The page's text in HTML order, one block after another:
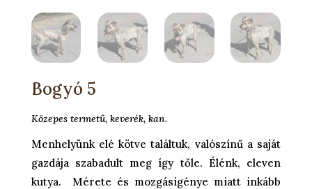
Bogyó 5
Közepes termetű, keverék, kan.
Menhelyünk elé kötve találtuk, valószínű a saját
gazdája szabadult meg így tőle. Élénk, eleven
kutya. Mérete és mozgásigénye miatt inkább